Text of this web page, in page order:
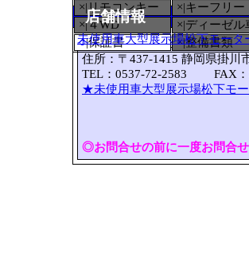
×|リモコンキー
×|キーフリー
×|４WD
×|ディーゼル
○|保証書 ×|整備書類
店舗情報
未使用車大型展示場松下モータ
住所：〒437-1415 静岡県掛川
TEL：0537-72-2583 FAX：
★未使用車大型展示場松下モ
◎お問合せの前に一度お問合